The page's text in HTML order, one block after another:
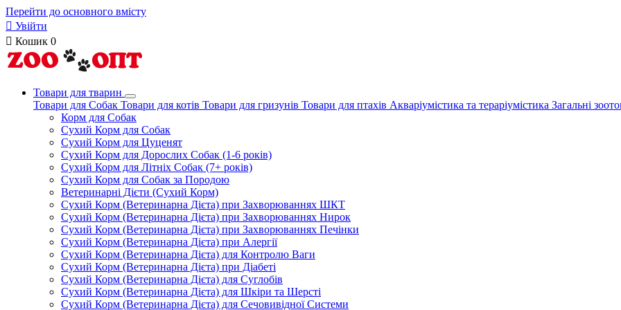
Перейти до основного вмісту
 Увійти
 Кошик 0
Товари для тварин
Товари для Собак Товари для котів Товари для гризунів Товари для птахів Акваріумістика та тераріумістика Загальні
Корм для Собак
Сухий Корм для Собак
Сухий Корм для Цуценят
Сухий Корм для Дорослих Собак (1-6 років)
Сухий Корм для Літніх Собак (7+ років)
Сухий Корм для Собак за Породою
Ветеринарні Дієти (Сухий Корм)
Сухий Корм (Ветеринарна Дієта) при Захворюваннях ШКТ
Сухий Корм (Ветеринарна Дієта) при Захворюваннях Нирок
Сухий Корм (Ветеринарна Дієта) при Захворюваннях Печінки
Сухий Корм (Ветеринарна Дієта) при Алергії
Сухий Корм (Ветеринарна Дієта) для Контролю Ваги
Сухий Корм (Ветеринарна Дієта) при Діабеті
Сухий Корм (Ветеринарна Дієта) для Суглобів
Сухий Корм (Ветеринарна Дієта) для Шкіри та Шерсті
Сухий Корм (Ветеринарна Дієта) для Сечовивідної Системи